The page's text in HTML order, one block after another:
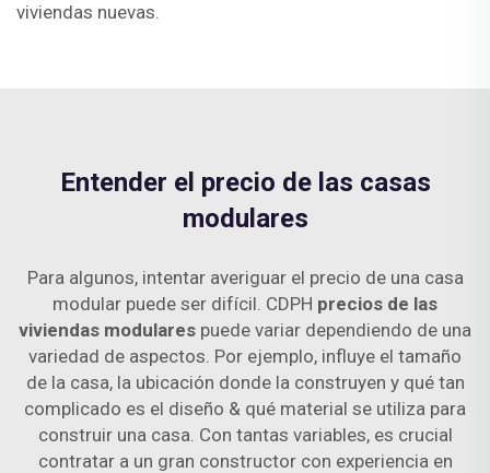
viviendas nuevas.
Entender el precio de las casas
modulares
Para algunos, intentar averiguar el precio de una casa
modular puede ser difícil. CDPH precios de las
viviendas modulares puede variar dependiendo de una
variedad de aspectos. Por ejemplo, influye el tamaño
de la casa, la ubicación donde la construyen y qué tan
complicado es el diseño & qué material se utiliza para
construir una casa. Con tantas variables, es crucial
contratar a un gran constructor con experiencia en